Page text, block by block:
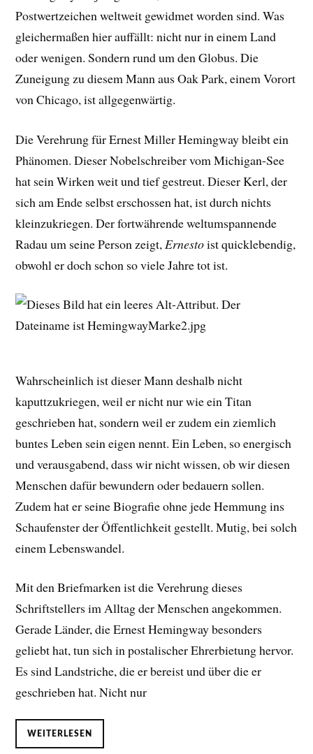
Postwertzeichen weltweit gewidmet worden sind. Was
gleichermaßen hier auffällt: nicht nur in einem Land
oder wenigen. Sondern rund um den Globus. Die
Zuneigung zu diesem Mann aus Oak Park, einem Vorort
von Chicago, ist allgegenwärtig.
Die Verehrung für Ernest Miller Hemingway bleibt ein
Phänomen. Dieser Nobelschreiber vom Michigan-See
hat sein Wirken weit und tief gestreut. Dieser Kerl, der
sich am Ende selbst erschossen hat, ist durch nichts
kleinzukriegen. Der fortwährende weltumspannende
Radau um seine Person zeigt, Ernestoist quicklebendig,
obwohl er doch schon so viele Jahre tot ist.
Wahrscheinlich ist dieser Mann deshalb nicht
kaputtzukriegen, weil er nicht nur wie ein Titan
geschrieben hat, sondern weil er zudem ein ziemlich
buntes Leben sein eigen nennt. Ein Leben, so energisch
und verausgabend, dass wir nicht wissen, ob wir diesen
Menschen dafür bewundern oder bedauern sollen.
Zudem hat er seine Biografie ohne jede Hemmung ins
Schaufenster der Öffentlichkeit gestellt. Mutig, bei solch
einem Lebenswandel.
Mit den Briefmarken ist die Verehrung dieses
Schriftstellers im Alltag der Menschen angekommen.
Gerade Länder, die Ernest Hemingway besonders
geliebt hat, tun sich in postalischer Ehrerbietung hervor.
Es sind Landstriche, die er bereist und über die er
geschrieben hat. Nicht nur
WEITERLESEN